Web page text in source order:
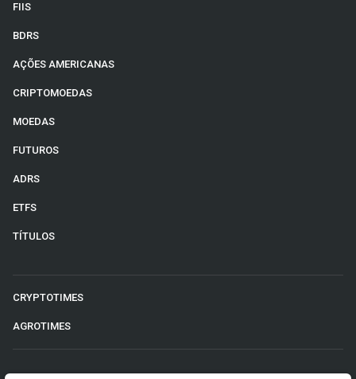
FIIS
BDRS
AÇÕES AMERICANAS
CRIPTOMOEDAS
MOEDAS
FUTUROS
ADRS
ETFS
TÍTULOS
CRYPTOTIMES
AGROTIMES